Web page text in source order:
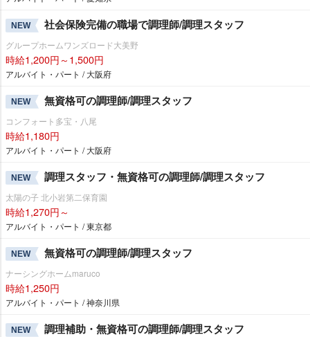
NEW 社会保険完備の職場で調理師/調理スタッフ
グループホームワンズロード大美野
時給1,200円～1,500円
アルバイト・パート / 大阪府
NEW 無資格可の調理師/調理スタッフ
コンフォート多宝・八尾
時給1,180円
アルバイト・パート / 大阪府
NEW 調理スタッフ・無資格可の調理師/調理スタッフ
太陽の子 北小岩第二保育園
時給1,270円～
アルバイト・パート / 東京都
NEW 無資格可の調理師/調理スタッフ
ナーシングホームmaruco
時給1,250円
アルバイト・パート / 神奈川県
NEW 調理補助・無資格可の調理師/調理スタッフ